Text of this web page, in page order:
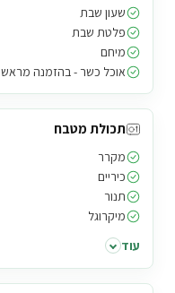
שעון שבת
פלטת שבת
מיחם
אוכל כשר - בהזמנה מראש
תכולת מטבח
מקרר
כיריים
תנור
מיקרוגל
עוד